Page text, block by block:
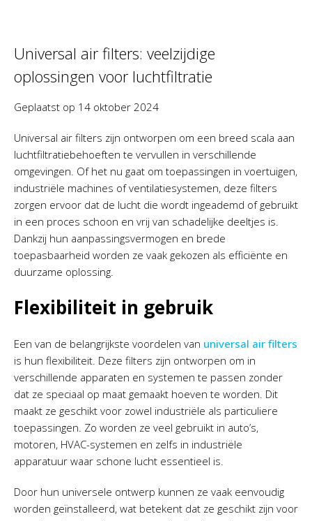
Universal air filters: veelzijdige
oplossingen voor luchtfiltratie
Geplaatst op 14 oktober 2024
Universal air filters zijn ontworpen om een breed scala aan
luchtfiltratiebehoeften te vervullen in verschillende
omgevingen. Of het nu gaat om toepassingen in voertuigen,
industriële machines of ventilatiesystemen, deze filters
zorgen ervoor dat de lucht die wordt ingeademd of gebruikt
in een proces schoon en vrij van schadelijke deeltjes is.
Dankzij hun aanpassingsvermogen en brede
toepasbaarheid worden ze vaak gekozen als efficiënte en
duurzame oplossing.
Flexibiliteit in gebruik
Een van de belangrijkste voordelen van universal air filters
is hun flexibiliteit. Deze filters zijn ontworpen om in
verschillende apparaten en systemen te passen zonder
dat ze speciaal op maat gemaakt hoeven te worden. Dit
maakt ze geschikt voor zowel industriële als particuliere
toepassingen. Zo worden ze veel gebruikt in auto’s,
motoren, HVAC-systemen en zelfs in industriële
apparatuur waar schone lucht essentieel is.
Door hun universele ontwerp kunnen ze vaak eenvoudig
worden geïnstalleerd, wat betekent dat ze geschikt zijn voor